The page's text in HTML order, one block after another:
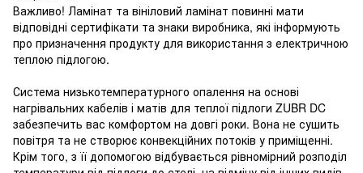
Важливо! Ламінат та вініловий ламінат повинні мати
відповідні сертифікати та знаки виробника, які інформують
про призначення продукту для використання з електричною
теплою підлогою.
Система низькотемпературного опалення на основі
нагрівальних кабелів і матів для теплої підлоги ZUBR DC
забезпечить вас комфортом на довгі роки. Вона не сушить
повітря та не створює конвекційних потоків у приміщенні.
Крім того, з її допомогою відбувається рівномірний розподіл